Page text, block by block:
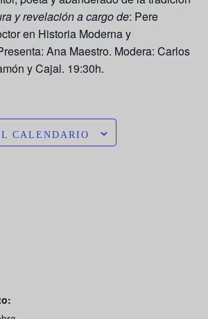
y revelación a cargo de: Pere
en Historia Moderna y
Ana Maestro. Modera: Carlos
y Cajal. 19:30h.
CALENDARIO